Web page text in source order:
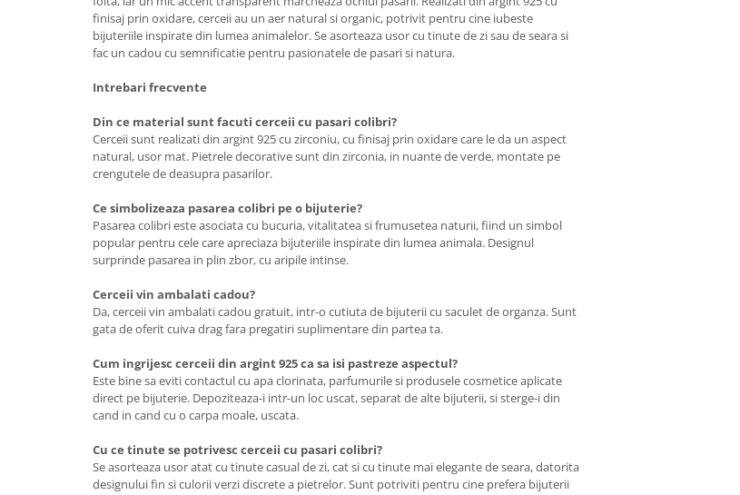
finisaj prin oxidare, cerceii au un aer natural si organic, potrivit pentru cine iubeste
bijuteriile inspirate din lumea animalelor. Se asorteaza usor cu tinute de zi sau de seara si
fac un cadou cu semnificatie pentru pasionatele de pasari si natura.
Intrebari frecvente
Din ce material sunt facuti cerceii cu pasari colibri?
Cerceii sunt realizati din argint 925 cu zirconiu, cu finisaj prin oxidare care le da un aspect
natural, usor mat. Pietrele decorative sunt din zirconia, in nuante de verde, montate pe
crengutele de deasupra pasarilor.
Ce simbolizeaza pasarea colibri pe o bijuterie?
Pasarea colibri este asociata cu bucuria, vitalitatea si frumusetea naturii, fiind un simbol
popular pentru cele care apreciaza bijuteriile inspirate din lumea animala. Designul
surprinde pasarea in plin zbor, cu aripile intinse.
Cerceii vin ambalati cadou?
Da, cerceii vin ambalati cadou gratuit, intr-o cutiuta de bijuterii cu saculet de organza. Sunt
gata de oferit cuiva drag fara pregatiri suplimentare din partea ta.
Cum ingrijesc cerceii din argint 925 ca sa isi pastreze aspectul?
Este bine sa eviti contactul cu apa clorinata, parfumurile si produsele cosmetice aplicate
direct pe bijuterie. Depoziteaza-i intr-un loc uscat, separat de alte bijuterii, si sterge-i din
cand in cand cu o carpa moale, uscata.
Cu ce tinute se potrivesc cerceii cu pasari colibri?
Se asorteaza usor atat cu tinute casual de zi, cat si cu tinute mai elegante de seara, datorita
designului fin si culorii verzi discrete a pietrelor. Sunt potriviti pentru cine prefera bijuterii